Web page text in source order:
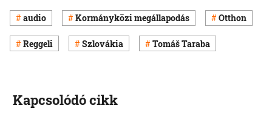
audio Kormányközi megállapodás Otthon
Reggeli Szlovákia Tomáš Taraba
Kapcsolódó cikk